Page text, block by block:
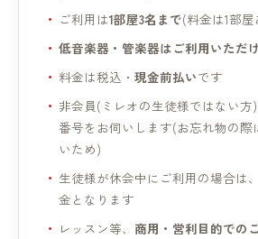
ご利用は1部屋3名まで(料金は1部
低音楽器・管楽器はご利用いただ
料金は税込・ 現金前払いです
非会員(ミレオの生徒様ではない方
番号をお伺いします(お忘れ物の際
いため)
生徒様が休会中にご利用の場合は
金となります
レッスン等、 商用・営利目的での